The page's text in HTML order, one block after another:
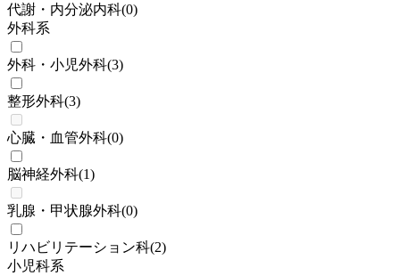
代謝・内分泌内科(0)
外科系
外科・小児外科(3)
整形外科(3)
心臓・血管外科(0)
脳神経外科(1)
乳腺・甲状腺外科(0)
リハビリテーション科(2)
小児科系